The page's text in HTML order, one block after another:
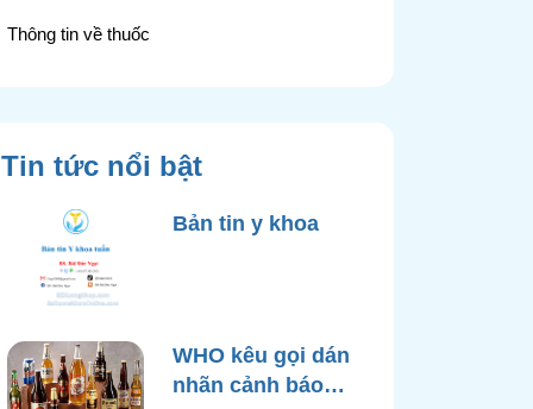
Thông tin về thuốc
Tin tức nổi bật
Bản tin y khoa
WHO kêu gọi dán
nhãn cảnh báo